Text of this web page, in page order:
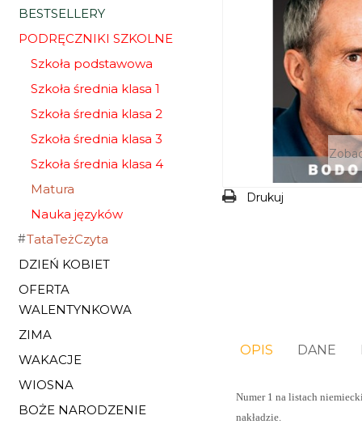
BESTSELLERY
PODRĘCZNIKI SZKOLNE
Szkoła podstawowa
Szkoła średnia klasa 1
Szkoła średnia klasa 2
Szkoła średnia klasa 3
Szkoła średnia klasa 4
Matura
Nauka języków
TataTeżCzyta
DZIEŃ KOBIET
OFERTA
WALENTYNKOWA
ZIMA
WAKACJE
WIOSNA
BOŻE NARODZENIE
Drukuj
OPIS DANE
Numer 1 na listach
nakładzie.